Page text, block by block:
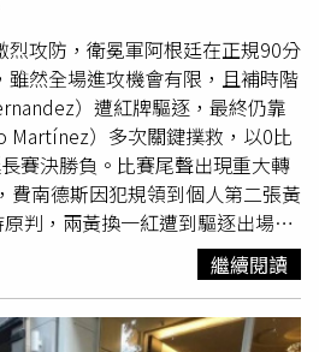
廉斯（Nico Williams）曾補射
，進球遭判無效。托雷斯踢進首
比賽第106分鐘，西班牙再度發
握空檔完成射門，攻入全場唯一
展開反攻，梅西（Lionel Messi）
門，可惜未能命中目標；傷停補
Simeone）獲得門前射門機會，
終無力追平比分。儘管門將馬丁
）全場多次化解西班牙攻勢，成功
）、奧爾莫（Daniel Olmo）等
出亞馬爾的自由球，但在人數劣
止托雷斯攻入致勝球。西班牙最
烈攻防，衛冕軍阿根廷在正規90分
然全場進攻機會有限，且補時階
）遭紅牌驅逐，最終仍靠
Martínez）多次關鍵撲救，以0比
賽決勝負。比賽尾聲出現重大轉
費南德斯因犯規領到個人第二張黃
判，兩黃換一紅遭到驅逐出場，
應戰。傷停補時第98分鐘，西班牙
）主罰禁區外自由球，試圖替球
馬丁尼茲飛身撲出，讓阿根廷成
0比0比分進入延長賽。費南德斯
繼續閱讀